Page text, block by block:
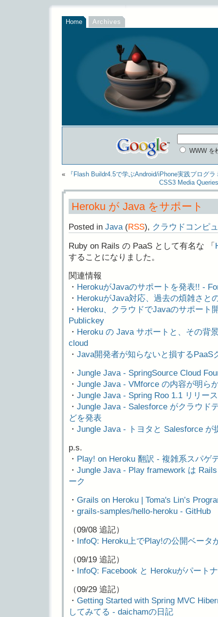
Home Archives
WWW を
«
『Flash Buildr4.5で学ぶAndroid/iPhone実践プログラ
CSS3 Media
Heroku が Java をサポート
Posted in Java(RSS), クラウドコンピ
Ruby on Rails の PaaS として有名な 「
することになりました。
関連情報
・ HerokuがJavaのサポートを発表!! -
・ HerokuがJava対応、過去の煩雑さと
・ Heroku、クラウドでJavaのサポート
Publickey
・ Heroku の Java サポートと、その背
cloud
・ Java開発者が知らないと損するPaaS
・ Jungle Java - SpringSource Cloud
・ Jungle Java - VMforce の内容が明ら
・ Jungle Java - Spring Roo 1.1 リリース
・ Jungle Java - Salesforce がクラウド
どを発表
・ Jungle Java - トヨタと Salesforce が
p.s.
・ Play! on Heroku 翻訳 - 複雑系スパゲ
・ Jungle Java - Play framework は
ーク
・ Grails on Heroku | Toma's Lin’s
・ grails-samples/hello-heroku - GitHub
（09/08 追記）
・ InfoQ: Heroku上でPlay!の公開ベータ
（09/19 追記）
・ InfoQ: Facebook と Herokuがパート
（09/29 追記）
・ Getting Started with Spring MVC
してみてる - daichamの日記